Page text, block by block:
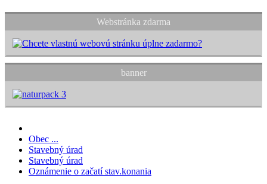
Webstránka zdarma
banner
Obec ...
Stavebný úrad
Stavebný úrad
Oznámenie o začatí stav.konania